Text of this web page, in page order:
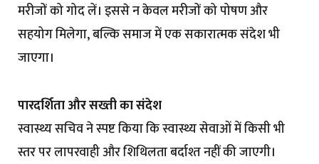
मरीजों को गोद लें। इससे न केवल मरीजों को पोषण और
सहयोग मिलेगा, बल्कि समाज में एक सकारात्मक संदेश भी
जाएगा।
पारदर्शिता और सख्ती का संदेश
स्वास्थ्य सचिव ने स्पष्ट किया कि स्वास्थ्य सेवाओं में किसी भी
स्तर पर लापरवाही और शिथिलता बर्दाश्त नहीं की जाएगी।